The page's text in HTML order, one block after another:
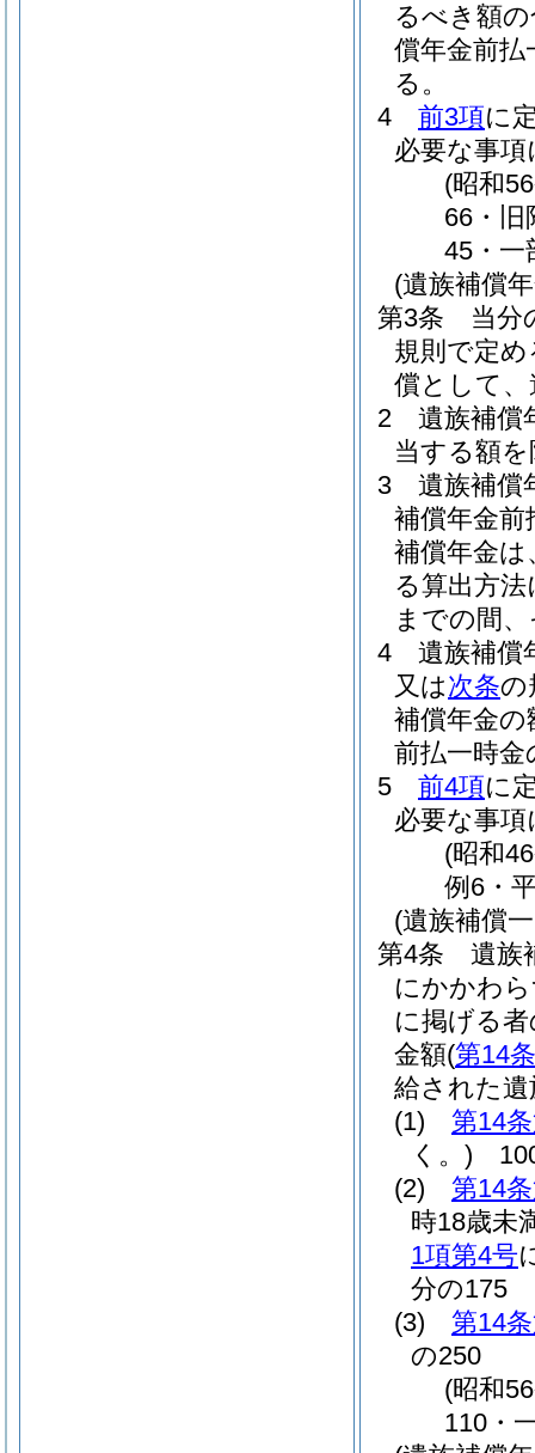
るべき額
償年金前
る。
4
前3項に
必要な事
(昭和
66・旧
45・一
(遺族補償
第3条
当分
規則で定
償として
2
遺族補償
当する額
3
遺族補償
補償年金
補償年金
る算出方
までの間
4
遺族補償
又は次条の
補償年金
前払一時
5
前4項に
必要な事
(昭和
例6・
(遺族補償
第4条
遺族
にかかわ
に掲げる
金額(第14
給された
(1)
第14
く。)
(2)
第14
時18歳未
1項第4号
分の175
(3)
第14
の250
(昭和
110・